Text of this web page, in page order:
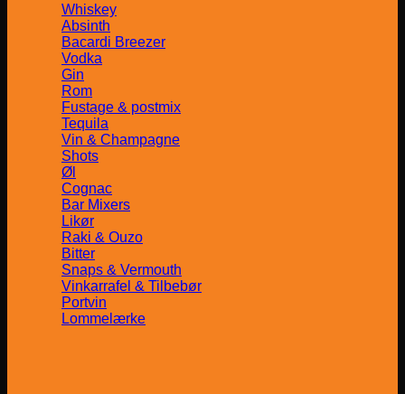
Whiskey
Absinth
Bacardi Breezer
Vodka
Gin
Rom
Fustage & postmix
Tequila
Vin & Champagne
Shots
Øl
Cognac
Bar Mixers
Likør
Raki & Ouzo
Bitter
Snaps & Vermouth
Vinkarrafel & Tilbebør
Portvin
Lommelærke